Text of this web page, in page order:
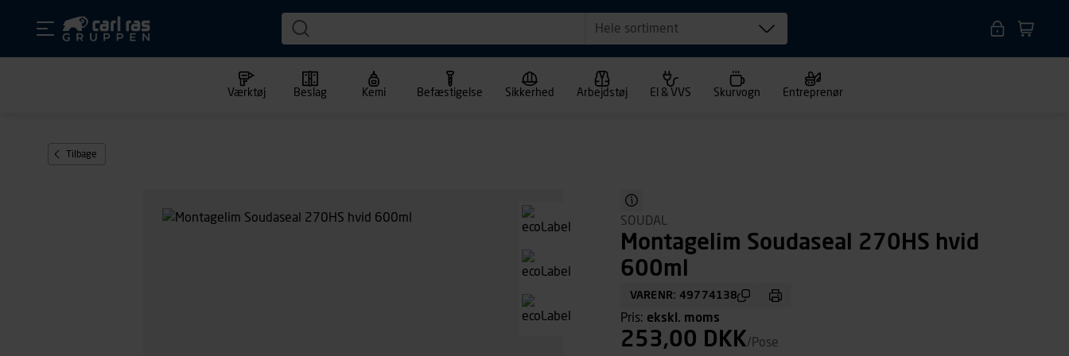
Hele sortiment
Værktøj Beslag Kemi Befæstigelse Sikkerhed Arbejdstøj El & VVS Skurvogn Entreprenør
Tilbage
SOUDAL
Montagelim Soudaseal 270HS hvid
600ml
VARENR: 49774138
Pris: ekskl. moms
253,00 DKK/Pose